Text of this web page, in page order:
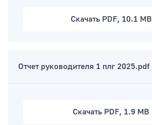
Скачать PDF, 10.1 MB
Отчет руководителя 1 плг 2025.pdf
Скачать PDF, 1.9 MB